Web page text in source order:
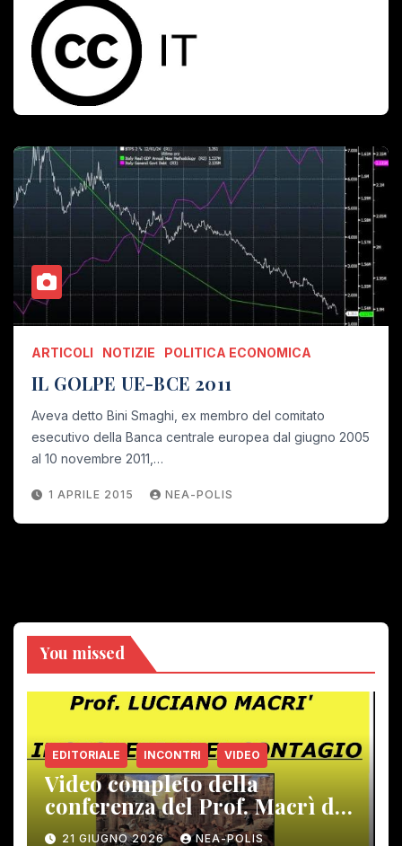
ARTICOLI NOTIZIE POLITICA ECONOMICA
IL GOLPE UE-BCE 2011
Aveva detto Bini Smaghi, ex membro del comitato
esecutivo della Banca centrale europea dal giugno 2005
al 10 novembre 2011,…
1 APRILE 2015 NEA-POLIS
You missed
EDITORIALE INCONTRI VIDEO
Video completo della
conferenza del Prof. Macrì del
12 giugno scorso
21 GIUGNO 2026 NEA-POLIS